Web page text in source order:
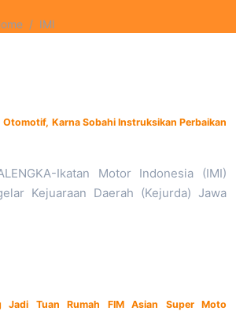
IMI
Otomotif, Karna Sobahi Instruksikan Perbaikan
Ikatan Motor Indonesia (IMI)
Kejuaraan Daerah (Kejurda) Jawa
Jadi Tuan Rumah FIM Asian Super Moto